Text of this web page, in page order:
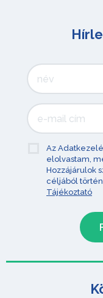
Az
elolvastam,
Hozzájárulok
céljából
Tájékoztató